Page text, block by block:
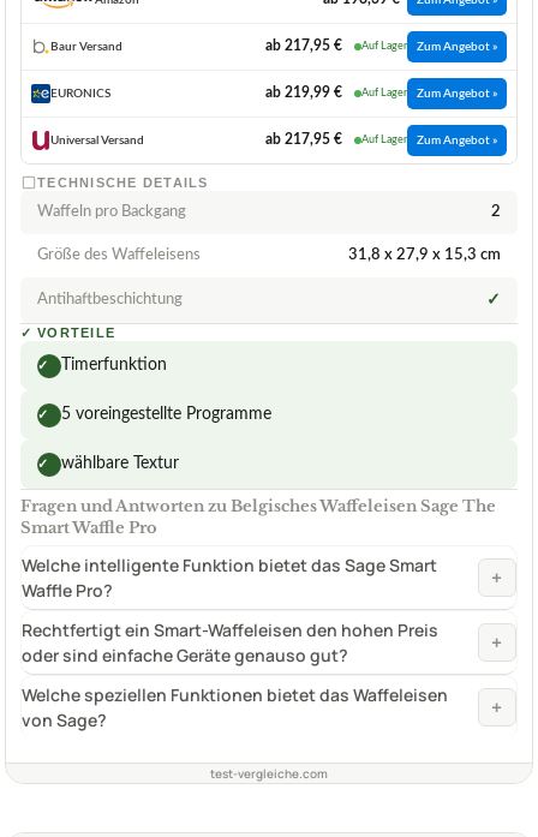
Baur Versand ab 217,95 € Auf Lager Zum Angebot »
EURONICS ab 219,99 € Auf Lager Zum Angebot »
Universal Versand ab 217,95 € Auf Lager Zum Angebot »
TECHNISCHE DETAILS
Waffeln pro Backgang 2
Größe des Waffeleisens 31,8 x 27,9 x 15,3 cm
Antihaftbeschichtung ✓
✓ VORTEILE
✓ Timerfunktion
✓ 5 voreingestellte Programme
✓ wählbare Textur
Fragen und Antworten zu Belgisches Waffeleisen Sage The
Smart Waffle Pro
Welche intelligente Funktion bietet das Sage Smart
Waffle Pro?
+
Rechtfertigt ein Smart-Waffeleisen den hohen Preis
oder sind einfache Geräte genauso gut?
+
Welche speziellen Funktionen bietet das Waffeleisen
von Sage?
+
test-vergleiche.com